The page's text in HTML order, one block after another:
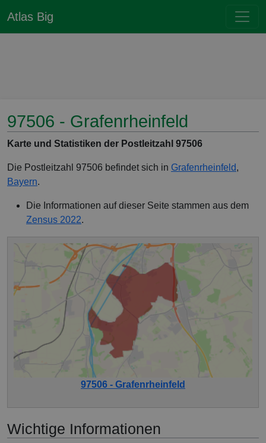
Atlas Big
97506 - Grafenrheinfeld
Karte und Statistiken der Postleitzahl 97506
Die Postleitzahl 97506 befindet sich in Grafenrheinfeld,
Bayern.
Die Informationen auf dieser Seite stammen aus dem
Zensus 2022.
97506 - Grafenrheinfeld
Wichtige Informationen